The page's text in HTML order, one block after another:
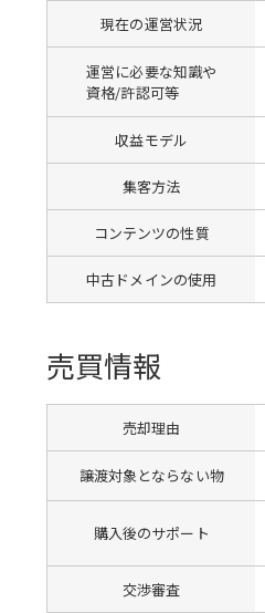
現在の運営状況
運営に必要な知識や
資格/許認可等
収益モデル
集客方法
コンテンツの性質
中古ドメインの使用
売買情報
売却理由
譲渡対象とならない物
購入後のサポート
交渉審査